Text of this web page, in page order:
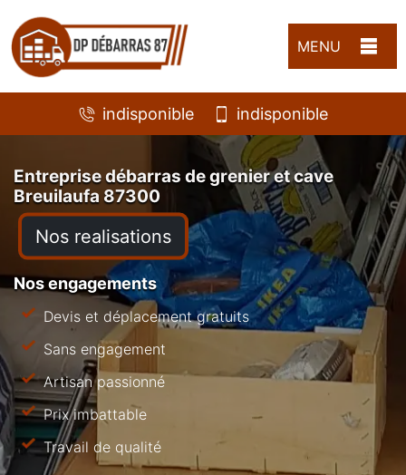
MENU
indisponible indisponible
Entreprise débarras de grenier et cave
Breuilaufa 87300
Nos realisations
Nos engagements
Devis et déplacement gratuits
Sans engagement
Artisan passionné
Prix imbattable
Travail de qualité